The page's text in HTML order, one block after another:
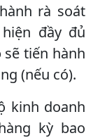
rà soát
đầy đủ
sẽ tiến hành
(nếu có).
kinh doanh
kỳ bao